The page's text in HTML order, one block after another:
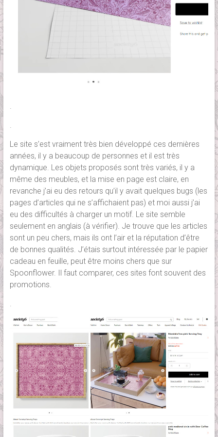
Le site s’est vraiment très bien développé ces dernières
années, il y a beaucoup de personnes et il est très
dynamique. Les objets proposés sont très variés, il y a
même des meubles, et la mise en page est claire, en
revanche j’ai eu des retours qu’il y avait quelques bugs (les
pages d’articles qui ne s’affichaient pas) et moi aussi j’ai
eu des difficultés à charger un motif. Le site semble
seulement en anglais (à vérifier). Je trouve que les articles
sont un peu chers, mais ils ont l’air et la réputation d’être
de bonnes qualités. J’étais surtout intéressée par le papier
cadeau en feuille, peut être moins chers que sur
Spoonflower. Il faut comparer, ces sites font souvent des
promotions.